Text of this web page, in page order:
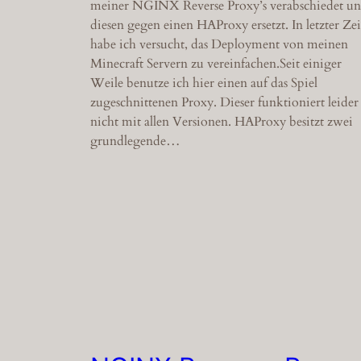
meiner NGINX Reverse Proxy’s verabschiedet
diesen gegen einen HAProxy ersetzt. In letzter
habe ich versucht, das Deployment von meinen
Minecraft Servern zu vereinfachen.Seit einiger
Weile benutze ich hier einen auf das Spiel
zugeschnittenen Proxy. Dieser funktioniert leider
nicht mit allen Versionen. HAProxy besitzt zwei
grundlegende…